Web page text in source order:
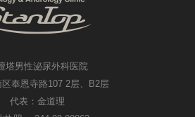
塔男性泌尿外科医院
奉恩寺路107 2层、B2层
代表：金道理